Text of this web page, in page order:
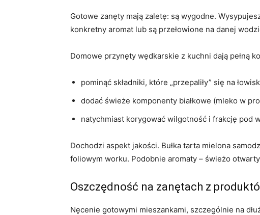
Gotowe zanęty mają zaletę: są wygodne.
konkretny aromat lub są przełowione na danej
Domowe przynęty wędkarskie z kuchni dają pełną
pominąć składniki, które „przepaliły” się na
dodać świeże komponenty białkowe (mleko w
natychmiast korygować wilgotność i frakcję pod
Dochodzi aspekt jakości. Bułka tarta mielona
foliowym worku. Podobnie aromaty – świeżo
Oszczędność na zanętach z
Nęcenie gotowymi mieszankami, szczególnie na